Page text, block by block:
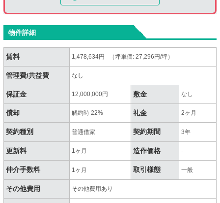
物件詳細
賃料 1,478,634円 （坪単価: 27,296円/坪）
管理費/共益費 なし
保証金 12,000,000円 敷金 なし
償却 解約時 22% 礼金 2ヶ月
契約種別 普通借家 契約期間 3年
更新料 1ヶ月 造作価格 -
仲介手数料 1ヶ月 取引様態 一般
その他費用 その他費用あり